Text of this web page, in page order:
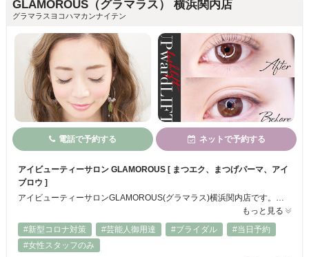
GLAMOROUS（グラマラス） 横浜関内店
グラマラスヨコハマカンナイテン
電話で予約する ネットで予約する
アイビューティーサロン GLAMOROUS [ まつエク、まつげパーマ、アイ
ブロウ ]
アイビューティーサロンGLAMOROUS(グラマラス)横浜関内店です。「一生続けられる毛に優しいまつげエクステ」をコンセプトとしております。デリケートなお目元への施術となるまつげエクステ。お客様のまつげの悩みに合わせたスタイルをご提案、安全な施術と、お客様に愛される接客を心がけています。 その他【ラッシュリフト】まつげパーマ、【アイブロウ】美眉スタイリング
もっと見る
#新型コロナ対策
#芸能人御用達 #ブライダル
#当日予約
#女性スタッフのみ